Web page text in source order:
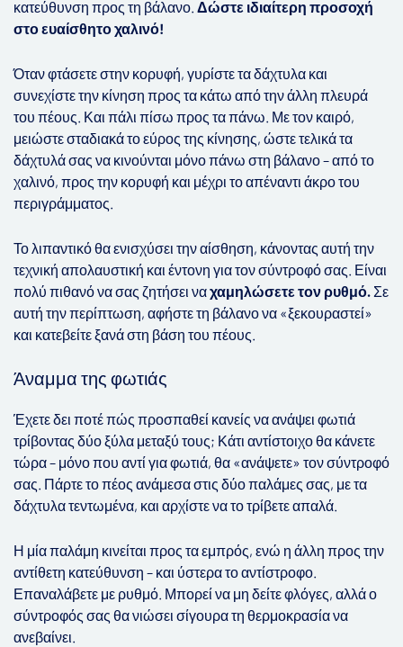
κατεύθυνση προς τη βάλανο. Δώστε ιδιαίτερη προσοχή
στο ευαίσθητο χαλινό!
Όταν φτάσετε στην κορυφή, γυρίστε τα δάχτυλα και
συνεχίστε την κίνηση προς τα κάτω από την άλλη πλευρά
του πέους. Και πάλι πίσω προς τα πάνω. Με τον καιρό,
μειώστε σταδιακά το εύρος της κίνησης, ώστε τελικά τα
δάχτυλά σας να κινούνται μόνο πάνω στη βάλανο – από το
χαλινό, προς την κορυφή και μέχρι το απέναντι άκρο του
περιγράμματος.
Το λιπαντικό θα ενισχύσει την αίσθηση, κάνοντας αυτή την
τεχνική απολαυστική και έντονη για τον σύντροφό σας. Είναι
πολύ πιθανό να σας ζητήσει ναχαμηλώσετε τον ρυθμό. Σε
αυτή την περίπτωση, αφήστε τη βάλανο να «ξεκουραστεί»
και κατεβείτε ξανά στη βάση του πέους.
Άναμμα της φωτιάς
Έχετε δει ποτέ πώς προσπαθεί κανείς να ανάψει φωτιά
τρίβοντας δύο ξύλα μεταξύ τους; Κάτι αντίστοιχο θα κάνετε
τώρα – μόνο που αντί για φωτιά, θα «ανάψετε» τον σύντροφό
σας. Πάρτε το πέος ανάμεσα στις δύο παλάμες σας, με τα
δάχτυλα τεντωμένα, και αρχίστε να το τρίβετε απαλά.
Η μία παλάμη κινείται προς τα εμπρός, ενώ η άλλη προς την
αντίθετη κατεύθυνση – και ύστερα το αντίστροφο.
Επαναλάβετε με ρυθμό. Μπορεί να μη δείτε φλόγες, αλλά ο
σύντροφός σας θα νιώσει σίγουρα τη θερμοκρασία να
ανεβαίνει.